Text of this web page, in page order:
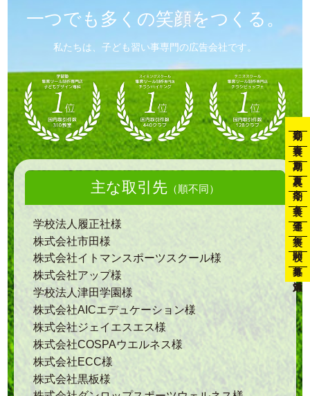
一つでも 多くの笑顔をつくる。
私たちは、子ども習い事専門の広告会社です。
主な取引先 （順不同）
学校法人履正社様
株式会社市田様
株式会社イトマンスポーツスクール様
株式会社アップ様
学校法人津田学園様
株式会社AICエデュケーション様
株式会社ジェイエスエス様
株式会社COSPAウエルネス様
株式会社ECC様
株式会社黒板様
春裏
夏期
冬期
冬裏
通年
年裏
開校
募集
対策